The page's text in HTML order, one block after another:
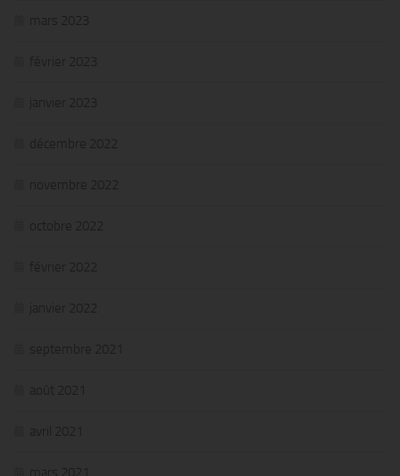
mars 2023
février 2023
janvier 2023
décembre 2022
novembre 2022
octobre 2022
février 2022
janvier 2022
septembre 2021
août 2021
avril 2021
mars 2021